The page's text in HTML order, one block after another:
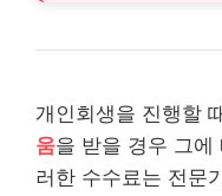
개인회생을 진행할
움을 받을 경우 그에
러한 수수료는 전문